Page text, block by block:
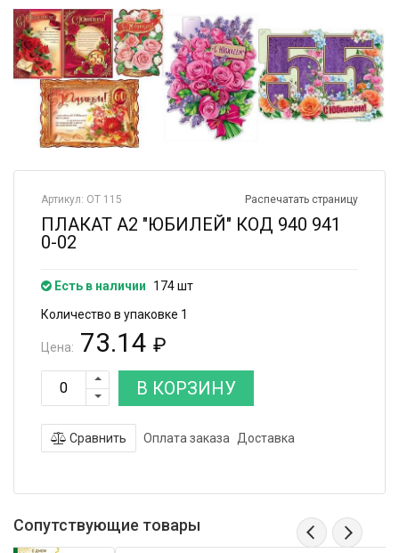
Распечатать страницу
Артикул: ОТ 115
ПЛАКАТ А2 "ЮБИЛЕЙ" КОД 940 941
0-02
Есть в наличии
174 шт
Количество в упаковке 1
Цена: 73.14 ₽
В КОРЗИНУ
Сравнить Оплата заказа Доставка
Сопутствующие товары